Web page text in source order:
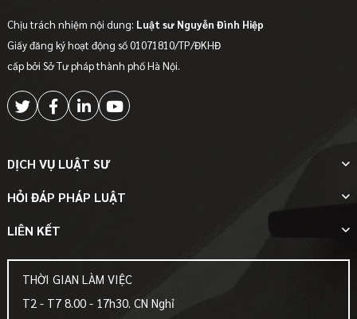
Chịu trách nhiệm nội dung: Luật sư Nguyễn Đình Hiệp
Giấy đăng ký hoạt động số 01071810/TP/ĐKHĐ
cấp bởi Sở Tư pháp thành phố Hà Nội.
DỊCH VỤ LUẬT SƯ
HỎI ĐÁP PHÁP LUẬT
LIÊN KẾT
THỜI GIAN LÀM VIỆC
T2 - T7 8.00 - 17h30. CN Nghỉ